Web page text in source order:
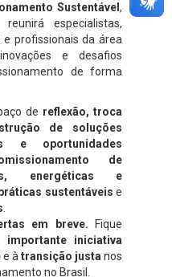
Sustentável ,
especialistas,
profissionais da área
e desafios
de forma
de reflexão, troca
de soluções
e oportunidades
de
energéticas e
sustentáveis e
em breve. Fique
importante iniciativa
e à transição justa nos
no Brasil.